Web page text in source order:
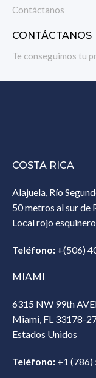
Contáctanos
CONTÁCTANOS
Te conseguimos tu
COSTA RICA
Alajuela, Río
50 metros al sur de
Local rojo
Teléfono: +(506)
MIAMI
6315 NW 99th
Miami, FL 33178-
Estados Unidos‎
Teléfono: +1